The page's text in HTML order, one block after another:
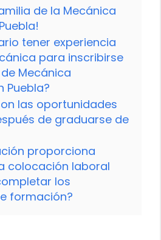
de la Mecánica
tener experiencia
para inscribirse
Mecánica
Puebla?
las oportunidades
de graduarse de
proporciona
colocación laboral
los
formación?